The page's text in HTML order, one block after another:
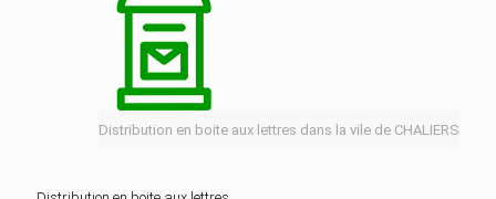
Distribution en boite aux lettres dans la vile de CHALIERS